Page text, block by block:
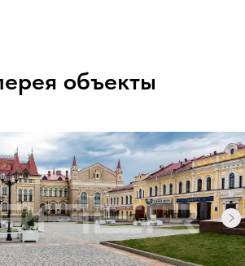
объекты